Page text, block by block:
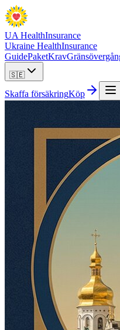
UA HealthInsurance
Ukraine HealthInsurance
GuidePaketKrav
🇸🇪
Skaffa försäkringKöp